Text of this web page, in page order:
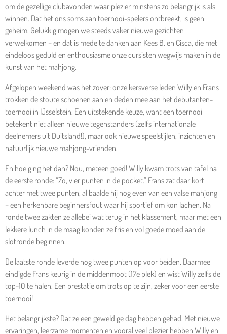
om de gezellige clubavonden waar plezier minstens zo belangrijk is als
winnen. Dat het ons soms aan toernooi-spelers ontbreekt, is geen
geheim. Gelukkig mogen we steeds vaker nieuwe gezichten
verwelkomen – en dat is mede te danken aan Kees B. en Cisca, die met
eindeloos geduld en enthousiasme onze cursisten wegwijs maken in de
kunst van het mahjong.
Afgelopen weekend was het zover: onze kersverse leden Willy en Frans
trokken de stoute schoenen aan en deden mee aan het debutanten-
toernooi in IJsselstein. Een uitstekende keuze, want een toernooi
betekent niet alleen nieuwe tegenstanders (zelfs internationale
deelnemers uit Duitsland!), maar ook nieuwe speelstijlen, inzichten en
natuurlijk nieuwe mahjong-vrienden.
En hoe ging het dan? Nou, meteen goed! Willy kwam trots van tafel na
de eerste ronde: “Zo, vier punten in de pocket.” Frans zat daar kort
achter met twee punten, al baalde hij nog even van een valse mahjong
– een herkenbare beginnersfout waar hij sportief om kon lachen. Na
ronde twee zakten ze allebei wat terug in het klassement, maar met een
lekkere lunch in de maag konden ze fris en vol goede moed aan de
slotronde beginnen.
De laatste ronde leverde nog twee punten op voor beiden. Daarmee
eindigde Frans keurig in de middenmoot (17e plek) en wist Willy zelfs de
top-10 te halen. Een prestatie om trots op te zijn, zeker voor een eerste
toernooi!
Het belangrijkste? Dat ze een geweldige dag hebben gehad. Met nieuwe
ervaringen, leerzame momenten en vooral veel plezier hebben Willy en